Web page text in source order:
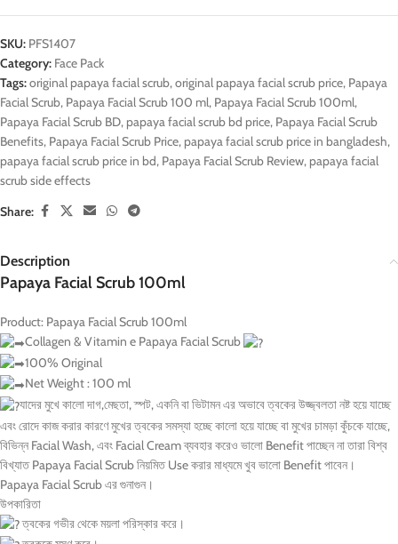
SKU: PFS1407
Category: Face Pack
Tags:original papaya facial scrub,original papaya facial scrub price, Papaya
Facial Scrub, Papaya Facial Scrub 100 ml, Papaya Facial Scrub 100ml,
Papaya Facial Scrub BD, papaya facial scrub bd price, Papaya Facial Scrub
Benefits, Papaya Facial Scrub Price, papaya facial scrub price in bangladesh,
papaya facial scrub price in bd, Papaya Facial Scrub Review, papaya facial
scrub side effects
Share:
Description
Papaya Facial Scrub 100ml
Product: Papaya Facial Scrub 100ml
Collagen & Vitamin e Papaya Facial Scrub
100% Original
Net Weight : 100 ml
যাদের মুখে কালো দাগ,মেছতা, স্পট, একনি বা ভিটামন এর অভাবে ত্বকের উজ্জ্বলতা নষ্ট হয়ে যাচ্ছে
এবং রোদে কাজ করার কারণে মুখের ত্বকের সমস্যা হচ্ছে কালো হয়ে যাচ্ছে বা মুখের চামড়া কুঁচকে যাচ্ছে,
বিভিন্ন Facial Wash, এবং Facial Cream ব্যবহার করেও ভালো Benefit পাচ্ছেন না তারা বিশ্ব
বিখ্যাত Papaya Facial Scrub নিয়মিত Use করার মাধ্যমে খুব ভালো Benefit পাবেন।
Papaya Facial Scrub এর গুনাগুন।
উপকারিতা
ত্বকের গভীর থেকে ময়লা পরিস্কার করে।